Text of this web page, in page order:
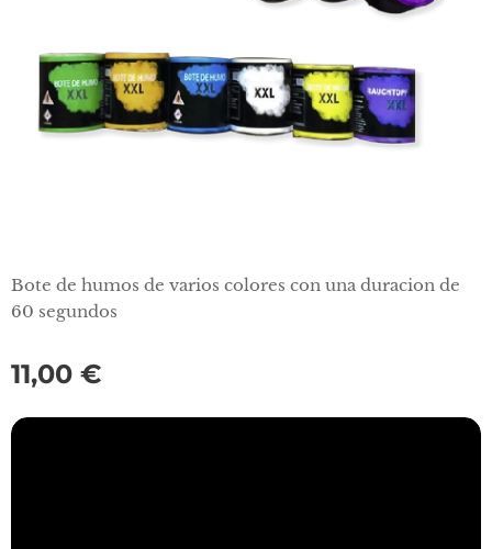
Bote de humos de varios colores con una duracion de
60 segundos
11,00 €